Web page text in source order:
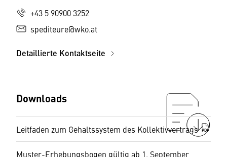
+43 5 90900 3252
spediteure@wko.at
Detaillierte Kontaktseite
Downloads
Leitfaden zum Gehaltssystem des Kollektivvertrags PDF
Muster-Erhebungsbogen gültig ab 1. September